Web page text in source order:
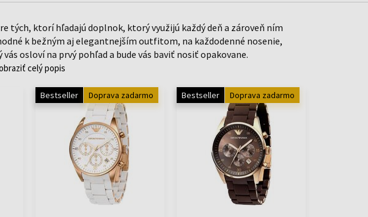
tých, ktorí hľadajú doplnok, ktorý využijú každý deň a zároveň ním
k bežným aj elegantnejším outfitom, na každodenné nosenie,
osloví na prvý pohľad a bude vás baviť nosiť opakovane.
celý popis
Bestseller Doprava zadarmo Bestseller Doprava zadarmo